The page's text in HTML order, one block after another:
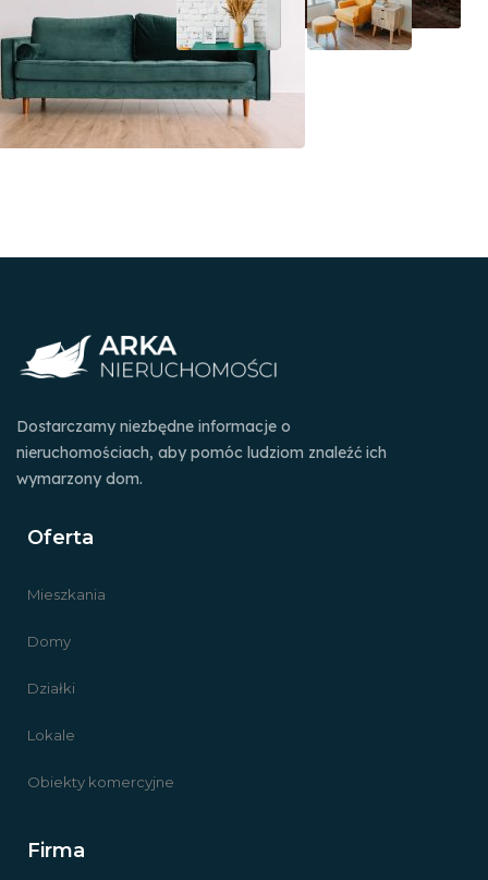
Dostarczamy niezbędne informacje o
nieruchomościach, aby pomóc ludziom znaleźć ich
wymarzony dom.
Oferta
Mieszkania
Domy
Działki
Lokale
Obiekty komercyjne
Firma